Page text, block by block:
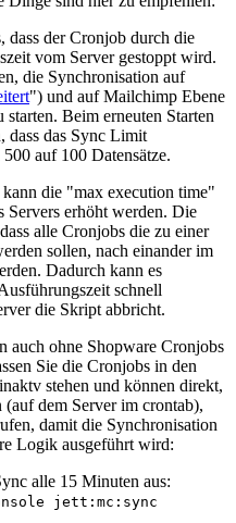
dass der Cronjob durch die
vom Server gestoppt wird.
die Synchronisation auf
") und auf Mailchimp Ebene
Beim erneuten Starten
dass das Sync Limit
auf 100 Datensätze.
die "max execution time"
Servers erhöht werden. Die
alle Cronjobs die zu einer
sollen, nach einander im
Dadurch kann es
schnell
die Skript abbricht.
auch ohne Shopware Cronjobs
Sie die Cronjobs in den
stehen und können direkt,
dem Server im crontab),
damit die Synchronisation
Logik ausgeführt wird:
alle 15 Minuten aus:
jett:mc:sync